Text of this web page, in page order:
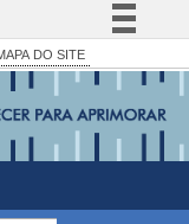
BR
à informação
DO SITE